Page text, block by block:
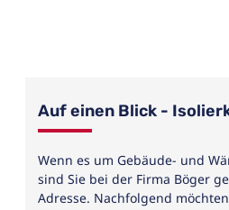
Auf einen Blick -
Wenn es um Gebäude- und
sind Sie bei der Firma Böger
Adresse. Nachfolgend